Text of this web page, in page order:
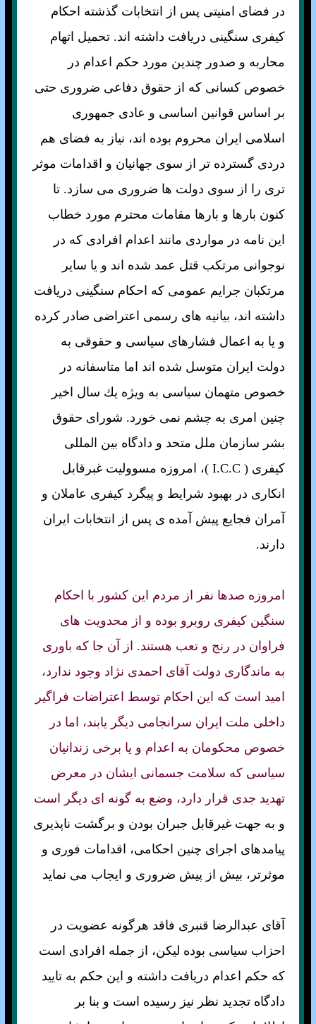
در فضای امنيتی پس از انتخابات گذشته احكام
كيفری سنگينی دريافت داشته اند. تحميل اتهام
محاربه و صدور چندين مورد حكم اعدام در
خصوص كسانی كه از حقوق دفاعی ضروری حتی
بر اساس قوانين اساسی و عادی جمهوری
اسلامی ايران محروم بوده اند، نياز به فضای هم
دردی گسترده تر از سوی جهانيان و اقدامات موثر
تری را از سوی دولت ها ضروری می سازد. تا
كنون بارها و بارها مقامات محترم مورد خطاب
اين نامه در مواردی مانند اعدام افرادی كه در
نوجوانی مرتكب قتل عمد شده اند و يا ساير
مرتكبان جرايم عمومی كه احكام سنگينی دريافت
داشته اند، بيانيه های رسمی اعتراضی صادر كرده
و يا به اعمال فشارهای سياسی و حقوقی به
دولت ايران متوسل شده اند اما متاسفانه در
خصوص متهمان سياسی به ويژه يك سال اخير
چنين امری به چشم نمی خورد. شورای حقوق
بشر سازمان ملل متحد و دادگاه بين المللی
كيفری ( I.C.C )، امروزه مسووليت غبرقابل
انكاری در بهبود شرايط و پيگرد كيفری عاملان و
آمران فجايع پيش آمده ی پس از انتخابات ايران
دارند.
امروزه صدها نفر از مردم اين كشور با احكام
سنگين كيفری روبرو بوده و از محدويت های
فراوان در رنج و تعب هستند. از آن جا كه باوری
به ماندگاری دولت آقای احمدی نژاد وجود ندارد،
اميد است كه اين احكام توسط اعتراضات فراگير
داخلی ملت ايران سرانجامی ديگر يابند، اما در
خصوص محكومان به اعدام و يا برخی زندانيان
سياسی كه سلامت جسمانی ايشان در معرض
تهديد جدی قرار دارد، وضع به گونه ای ديگر است
و به جهت غيرقابل جبران بودن و برگشت ناپذيری
پيامدهای اجرای چنين احكامی، اقدامات فوری و
موثرتر، بيش از پيش ضروری و ايجاب می نمايد
آقای عبدالرضا قنبری فاقد هرگونه عضويت در
احزاب سياسی بوده ليکن، از جمله افرادی است
كه حكم اعدام دريافت داشته و اين حكم به تاييد
دادگاه تجديد نظر نيز رسيده است و بنا بر